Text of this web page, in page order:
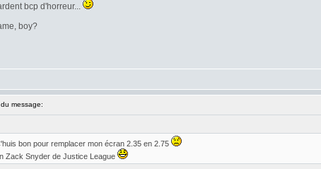
bcp d'horreur...
boy?
message:
bon pour remplacer mon écran 2.35 en 2.75
Zack Snyder de Justice League